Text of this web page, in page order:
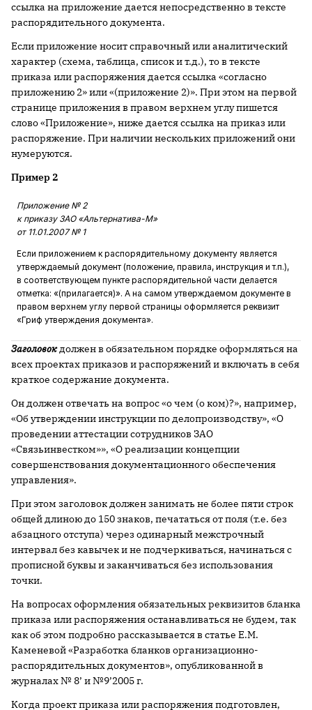
ссылка на приложение дается непосредственно в тексте
распорядительного документа.
Если приложение носит справочный или аналитический
характер (схема, таблица, список и т.д.), то в тексте
приказа или распоряжения дается ссылка «согласно
приложению 2» или «(приложение 2)». При этом на первой
странице приложения в правом верхнем углу пишется
слово «Приложение», ниже дается ссылка на приказ или
распоряжение. При наличии нескольких приложений они
нумеруются.
Пример 2
Приложение № 2
к приказу ЗАО «Альтернатива-М»
от 11.01.2007 № 1
Если приложением к распорядительному документу является
утверждаемый документ (положение, правила, инструкция и т.п.),
в соответствующем пункте распорядительной части делается
отметка: «(прилагается)». А на самом утверждаемом документе в
правом верхнем углу первой страницы оформляется реквизит
«Гриф утверждения документа».
Заголовокдолжен в обязательном порядке оформляться на
всех проектах приказов и распоряжений и включать в себя
краткое содержание документа.
Он должен отвечать на вопрос «о чем (о ком)?», например,
«Об утверждении инструкции по делопроизводству», «О
проведении аттестации сотрудников ЗАО
«Связьинвестком»», «О реализации концепции
­совершенствования документационного обеспечения
управления».
При этом заголовок должен занимать не более пяти строк
общей длиною до 150 знаков, печататься от поля (т.е. без
абзацного отступа) через одинарный межстрочный
интервал без кавычек и не подчеркиваться, начинаться с
прописной буквы и заканчиваться без использования
точки.
На вопросах оформления обязательных реквизитов бланка
приказа или распоряжения останавливаться не будем, так
как об этом подробно рассказывается в статье Е.М.
Каменевой «Разработка бланков организационно-
распорядительных документов», опубликованной в
журналах № 8’ и №9’2005 г.
Когда проект приказа или распоряжения подготовлен,